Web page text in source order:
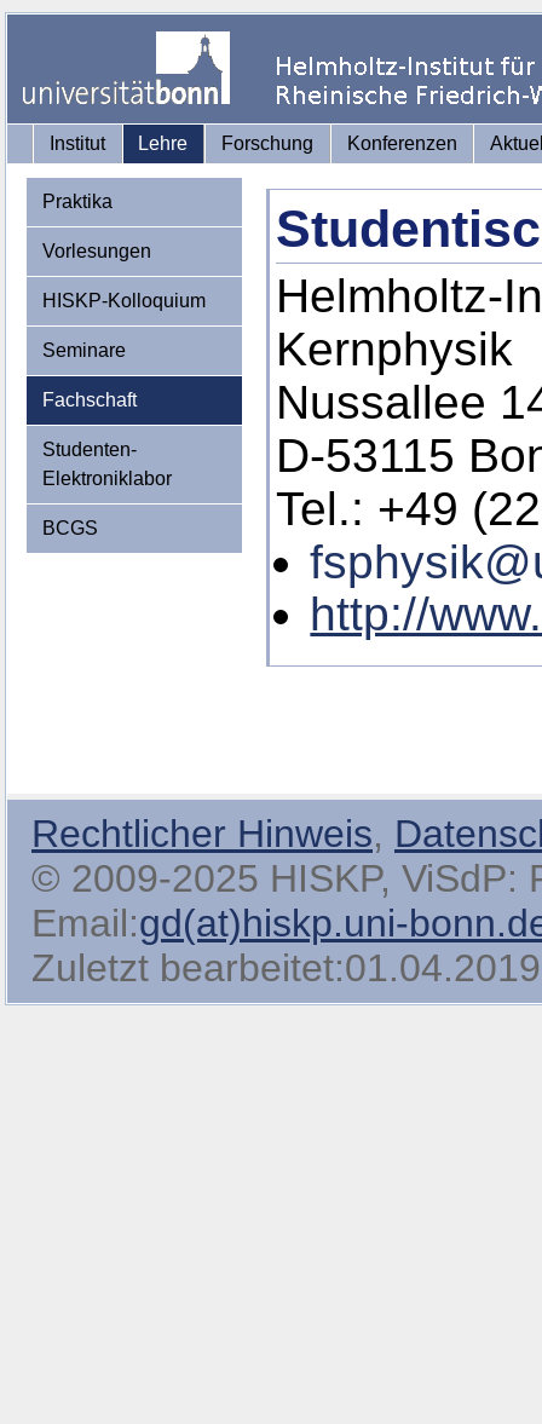
Institut Lehre Forschung Konferenzen
Praktika
Vorlesungen
HISKP-Kolloquium
Seminare
Fachschaft
Studenten-
Elektroniklabor
BCGS
Helmholtz-
Kernphysik
Nussallee
D-53115
Tel.: +49
http://
Rechtlicher Hinweis,
© 2009-2025 HISKP, ViSdP:
Email:gd(at)hiskp.uni-
Zuletzt